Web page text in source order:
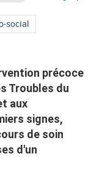
social
précoce
Troubles du
aux
signes,
de soin
d'un